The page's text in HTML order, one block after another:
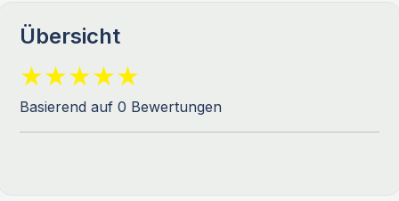
Übersicht
Basierend auf 0 Bewertungen